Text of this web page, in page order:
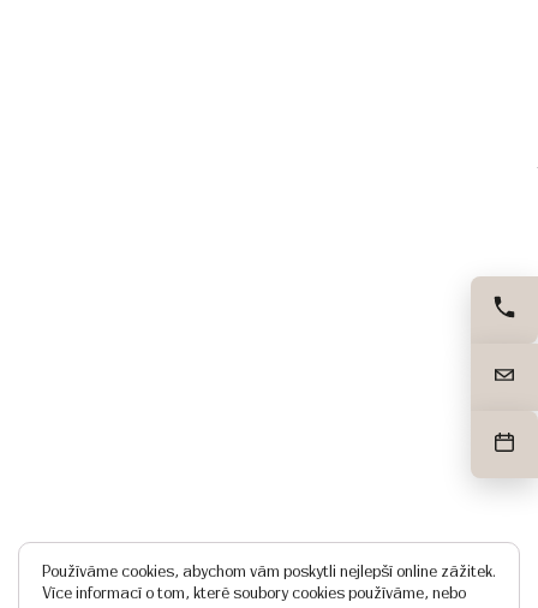
Používáme cookies, abychom vám poskytli nejlepší online zážitek.
Více informací o tom, které soubory cookies používáme, nebo